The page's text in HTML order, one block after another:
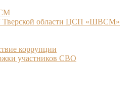
Тверской области ЦСП «ШВСМ»
коррупции
участников СВО